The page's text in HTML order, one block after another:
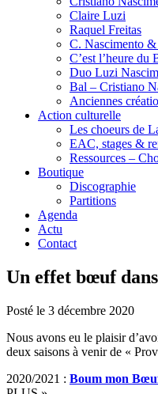
Claire Luzi
Raquel Freitas
C. Nascimento
C’est l’heure du
Duo Luzi
Bal – Cristiano
Anciennes
Action culturelle
Les choeurs de
EAC, stages &
Ressources –
Boutique
Discographie
Partitions
Agenda
Actu
Contact
Un effet bœuf
Posté le 3 décembre 2020
Nous avons eu le plaisir
deux saisons à venir de «
2020/2021 : Boum mon